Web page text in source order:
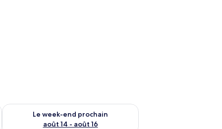
août 7 - août 9
Le week-end prochain
août 14 - août 16
Vérifier la disponibilité pour le week-end prochain août 14 -